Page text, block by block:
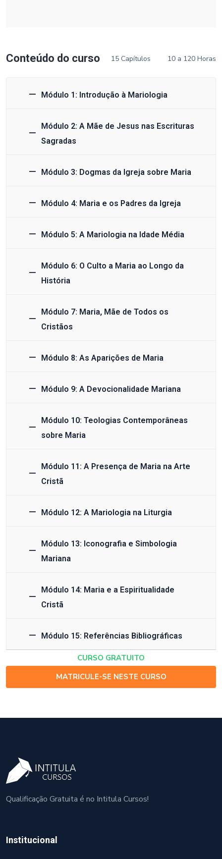
Conteúdo do curso 15 Capítulos 10 a 120 Horas
Módulo 1: Introdução à Mariologia
Módulo 2: A Mãe de Jesus nas Escrituras
Sagradas
Módulo 3: Dogmas da Igreja sobre Maria
Módulo 4: Maria e os Padres da Igreja
Módulo 5: A Mariologia na Idade Média
Módulo 6: O Culto a Maria ao Longo da
História
Módulo 7: Maria, Mãe de Todos os
Cristãos
Módulo 8: As Aparições de Maria
Módulo 9: A Devocionalidade Mariana
Módulo 10: Teologias Contemporâneas
sobre Maria
Módulo 11: A Presença de Maria na Arte
Cristã
Módulo 12: A Mariologia na Liturgia
Módulo 13: Iconografia e Simbologia
Mariana
Módulo 14: Maria e a Espiritualidade
Cristã
Módulo 15: Referências Bibliográficas
CURSO GRATUITO
MATRICULE-SE NESTE CURSO
Qualificação Gratuita é no Intitula Cursos!
Institucional